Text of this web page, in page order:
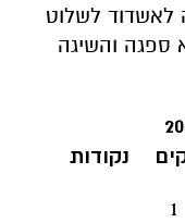
לשלוט
ספגה והשיגה
נקודות
1